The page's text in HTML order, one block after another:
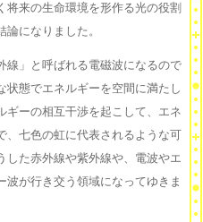
将来の生命環境を形作る光の役割
になりました。
」と呼ばれる電磁波になるので
状態でエネルギーを空間に満たし
ギーの相互干渉を起こして、エネ
、七色の虹に代表されるような可
した赤外線や紫外線や、電波やエ
波が行き交う領域になってゆきま